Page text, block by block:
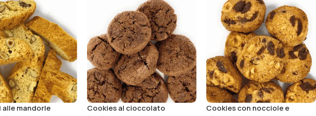
mandorle
Cookies al cioccolato
Cookies con nocciole e